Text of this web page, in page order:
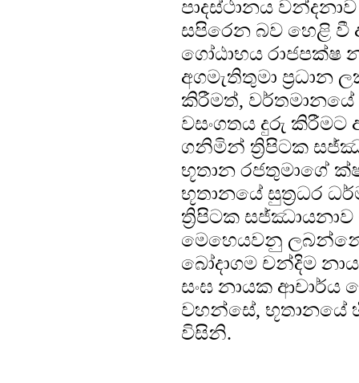
පාදස්ථානය
සපිරෙන බව හෙළි වී
ගෝඨාභය රාජපක්ෂ
අගමැතිතුමා ප්‍රධාන
කිරීමත්,
වසංගතය දුරු කිරීමට
ගනිමින් ත්‍රිපිටක
භූතාන රජතුමාගේ
භූතානයේ සුත්‍රධර
ත්‍රිපිටක සජ්ඣායනාව
මෙහෙයවනු ලබන්නේ
බෝදාගම චන්දිම
සංඝ නායක ආචාර්ය
වහන්සේ, භූතානයේ
විසිනි.